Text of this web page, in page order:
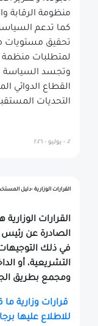
منظومة الرقابة
كما تدعم
تحقيق مستويات
لمتطلبات منظمة
وتجسد السياسة
القطاع الدوائي
التحديات
٠٢ - يوليو - ٢٠٢٦
القرارات الوزارية -دليل
القرارات الوزارية
الصادرة عن رئيس
في ذلك التوجيهات
التشريعية، أو
ومجمع بطريق
قرارات وزارية
للاطلاع عليها